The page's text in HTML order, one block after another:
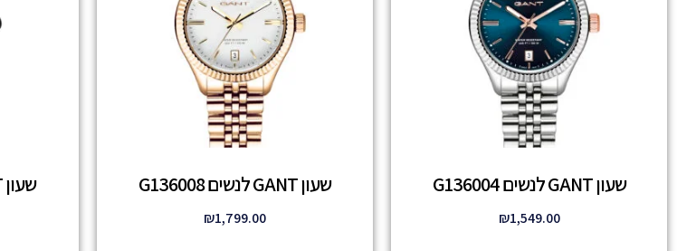
שעון GANT לנשים G136004
₪1,549.00
שעון GANT לנשים G136008
₪1,799.00
שעון GANT לנשים G173101